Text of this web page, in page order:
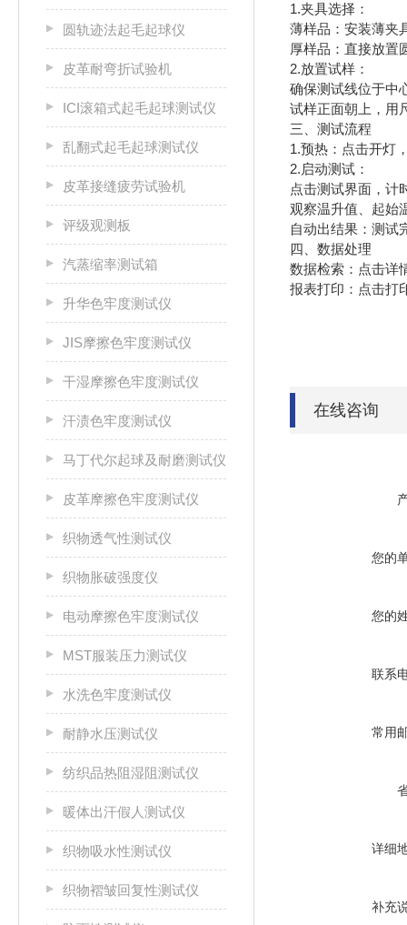
圆轨迹法起毛起球仪
皮革耐弯折试验机
ICI滚箱式起毛起球测试仪
乱翻式起毛起球测试仪
皮革接缝疲劳试验机
评级观测板
汽蒸缩率测试箱
升华色牢度测试仪
JIS摩擦色牢度测试仪
干湿摩擦色牢度测试仪
汗渍色牢度测试仪
马丁代尔起球及耐磨测试仪
皮革摩擦色牢度测试仪
织物透气性测试仪
织物胀破强度仪
电动摩擦色牢度测试仪
MST服装压力测试仪
水洗色牢度测试仪
耐静水压测试仪
纺织品热阻湿阻测试仪
暖体出汗假人测试仪
织物吸水性测试仪
织物褶皱回复性测试仪
1.‌夹具选择‌：
薄样品：安装薄夹
厚样品：直接放置
‌2.放置试样‌：
确保测试线位于中
试样正面朝上，用
三、测试流程
1.‌预热‌：点击开灯
‌2.启动测试‌：
点击测试界面，计
观察温升值、起始
自动出结果‌：测试
四、数据处理
数据检索‌：点击详
报表打印‌：点击打
在线咨询
您的
您的
联系
常用
详细
补充